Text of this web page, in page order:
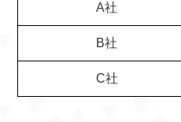
A社
B社
C社